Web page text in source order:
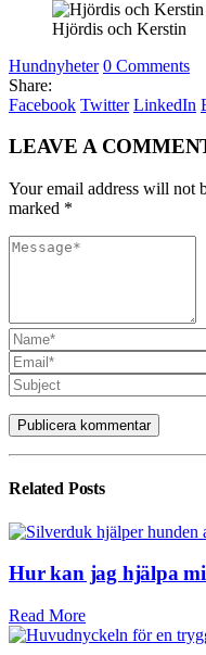
Hjördis och Kerstin
Hundnyheter 0 Comments
Share:
Facebook Twitter LinkedIn
LEAVE A
Your email address will not
marked *
Related Posts
Hur kan jag hjälpa
Read More